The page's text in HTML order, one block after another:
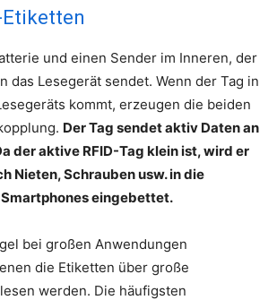
Etiketten
und einen Sender im Inneren, der
das Lesegerät sendet. Wenn der Tag in
kommt, erzeugen die beiden
Der Tag sendet aktiv Daten an
der aktive RFID-Tag klein ist, wird er
Nieten, Schrauben usw. in die
eingebettet.
bei großen Anwendungen
die Etiketten über große
werden. Die häufigsten